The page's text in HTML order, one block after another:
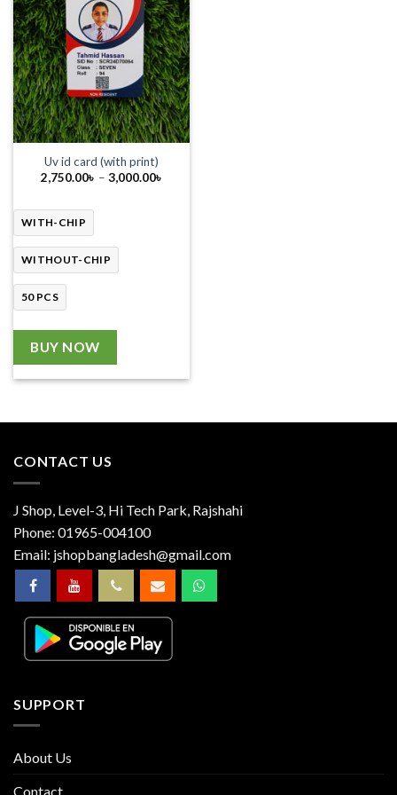
Uv id card (with print)
2,750.00৳ – 3,000.00৳
WITH-CHIP
WITHOUT-CHIP
50 PCS
BUY NOW
CONTACT US
J Shop, Level-3, Hi Tech Park, Rajshahi
Phone: 01965-004100
Email: jshopbangladesh@gmail.com
SUPPORT
About Us
Contact